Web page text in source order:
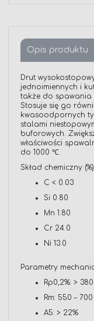
Opis produktu
Drut
jednoimiennych i
także do spawania
Stosuje się go
kwasoodpornych
stalami
buforowych.
właściwości
do 1000 ℃.
Skład chemiczny (%):
C < 0.03
Si 0.80
Mn 1.80
Cr 24.0
Ni 13.0
Parametry
Rp0,2%: >
Rm: 550 –
A5: > 22%